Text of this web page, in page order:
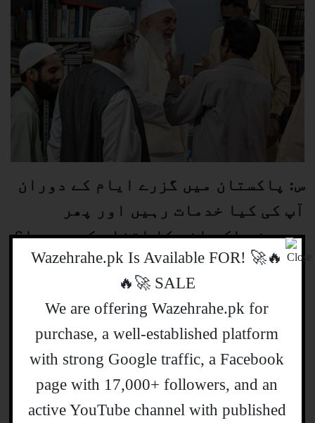
س: پاکستان میں گزرے ایام کے دوران
آپ کی کیا خدمات رہیں اور پھر
بیرون ملک جانے کا اتفاق کیسے ہوا؟
پاکستان میں رہتے ہوئے میرے ذمہ کوئی
والد صاحب کے زمانے میں مختلف مواقع پر
ان کے ساتھ رہنا اور دیگر علمائے کرام کی
صحبت پانا اس سب کا ہماری زندگی پر بہت
گہرا اثر رہا ہے۔ والد صاحب کی ذمہ داریاں
🔥🚀 !Wazehrahe.pk Is Available FOR
SALE 🚀🔥
We are offering Wazehrahe.pk for
purchase, a well-established platform
with strong Google traffic, a Facebook
page with 17,000+ followers, and an
active YouTube channel with published